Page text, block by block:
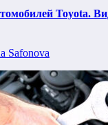
Toyota.
Safonova